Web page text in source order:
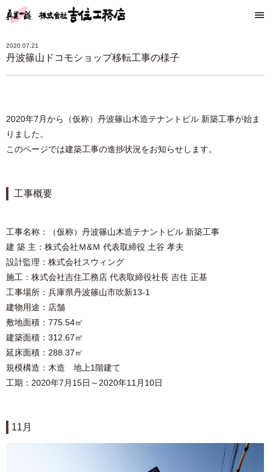
2020.07.21
丹波篠山ドコモショップ移転工事の様子
2020年7月から（仮称）丹波篠⼭⽊造テナントビル 新築⼯事が始ま
りました。
このページでは建築工事の進捗状況をお知らせします。
工事概要
⼯事名称：（仮称）丹波篠⼭⽊造テナントビル 新築⼯事
建 築 主：株式会社Ｍ&Ｍ 代表取締役 ⼟⾕ 孝夫
設計監理：株式会社スウィング
施⼯：株式会社吉住⼯務店 代表取締役社⻑ 吉住 正基
⼯事場所：兵庫県丹波篠山市吹新13-1
建物⽤途：店舗
敷地⾯積：775.54㎡
建築⾯積：312.67㎡
延床⾯積：288.37㎡
規模構造：木造 地上1階建て
工期：2020年7月15日～2020年11月10日
11月